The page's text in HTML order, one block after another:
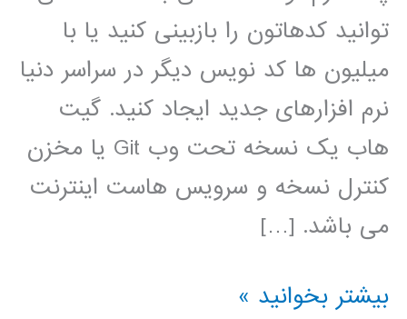
توانید کدهاتون را بازبینی کنید یا با
میلیون ها کد نویس دیگر در سراسر دنیا
نرم افزارهای جدید ایجاد کنید. گیت
هاب یک نسخه تحت وب Git یا مخزن
کنترل نسخه و سرویس هاست اینترنت
می باشد. […]
فیلم
بیشتر بخوانید »